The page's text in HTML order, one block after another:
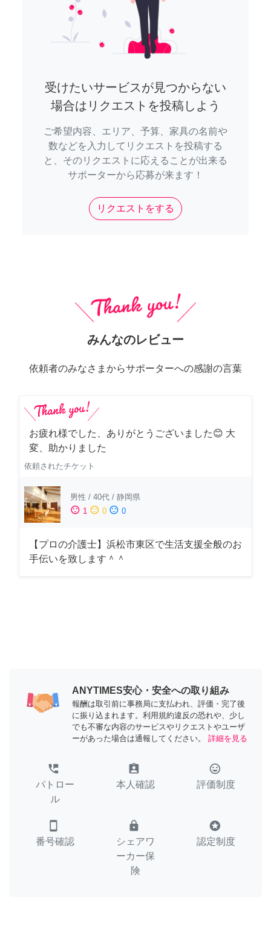
受けたいサービスが見つからない
場合はリクエストを投稿しよう
ご希望内容、エリア、予算、家具の名前や
数などを入力してリクエストを投稿する
と、そのリクエストに応えることが出来る
サポーターから応募が来ます！
リクエストをする
みんなのレビュー
依頼者のみなさまからサポーターへの感謝の言葉
お疲れ様でした、ありがとうございました😊 大
変、助かりました
依頼されたチケット
男性 / 40代 / 静岡県
sentiment_satisfied 1 sentiment_neutral 0 sentiment_dissatisfied 0
【プロの介護士】浜松市東区で生活支援全般のお
手伝いを致します＾＾
ANYTIMES安心・安全への取り組み
報酬は取引前に事務局に支払われ、評価・完了後
に振り込まれます。利用規約違反の恐れや、少し
でも不審な内容のサービスやリクエストやユーザ
ーがあった場合は通報してください。
詳細を見る
perm_phone_msg
パトロー
ル
assignment_ind
本人確認
tag_faces
評価制度
smartphone
番号確認
lock
シェアワ
ーカー保
険
stars
認定制度